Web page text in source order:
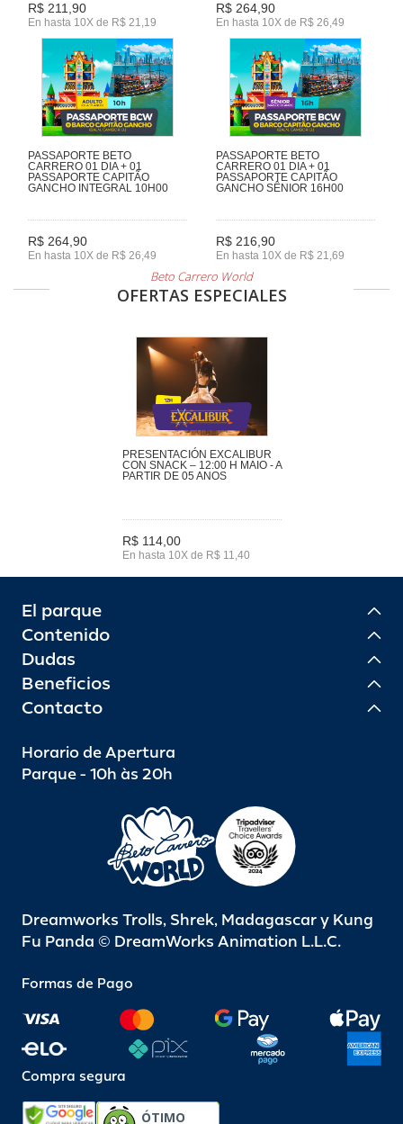
R$ 211,90
En hasta 10X de R$ 21,19
R$ 264,90
En hasta 10X de R$ 26,49
PASSAPORTE BETO
CARRERO 01 DIA + 01
PASSAPORTE CAPITÃO
GANCHO INTEGRAL 10H00
R$ 264,90
En hasta 10X de R$ 26,49
PASSAPORTE BETO
CARRERO 01 DIA + 01
PASSAPORTE CAPITÃO
GANCHO SÊNIOR 16H00
R$ 216,90
En hasta 10X de R$ 21,69
Beto Carrero World
OFERTAS ESPECIALES
PRESENTACIÓN EXCALIBUR
CON SNACK – 12:00 H MAIO - A
PARTIR DE 05 ANOS
R$ 114,00
En hasta 10X de R$ 11,40
El parque
Contenido
Dudas
Beneficios
Contacto
Horario de Apertura
Parque - 10h às 20h
Dreamworks Trolls, Shrek, Madagascar y Kung
Fu Panda © DreamWorks Animation L.L.C.
Formas de Pago
Compra segura
ÓTIMO